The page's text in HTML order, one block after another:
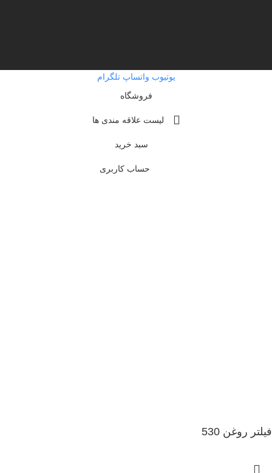
یوتیوب واتساپ تلگرام
فروشگاه
لیست علاقه مندی ها
سبد خرید
حساب کاربری
فیلتر روغن 530